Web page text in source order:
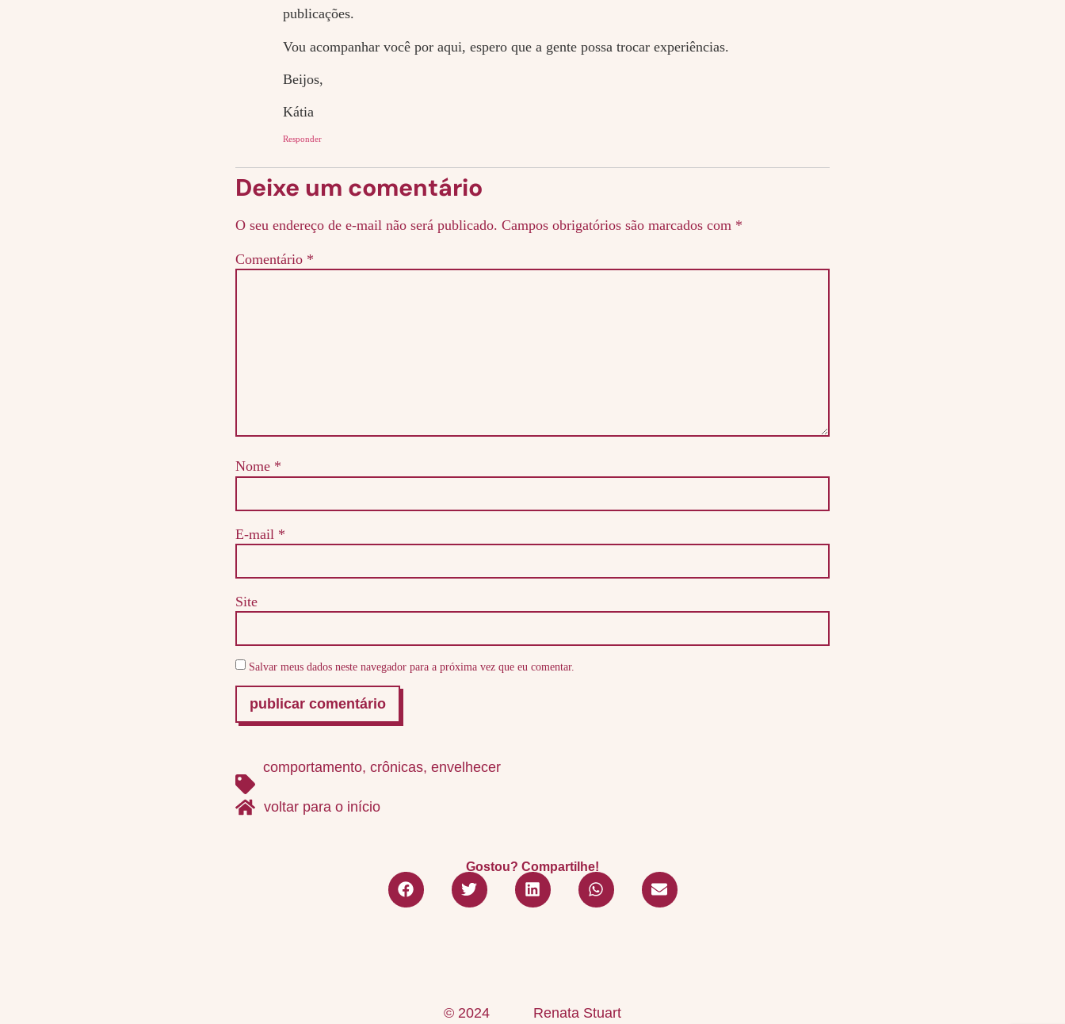
publicações.
Vou acompanhar você por aqui, espero que a gente possa trocar experiências.
Beijos,
Kátia
Responder
Deixe um comentário
O seu endereço de e-mail não será publicado. Campos obrigatórios são marcados com *
Comentário *
Nome *
E-mail *
Site
Salvar meus dados neste navegador para a próxima vez que eu comentar.
comportamento, crônicas, envelhecer
voltar para o início
Gostou? Compartilhe!
© 2024 Renata Stuart